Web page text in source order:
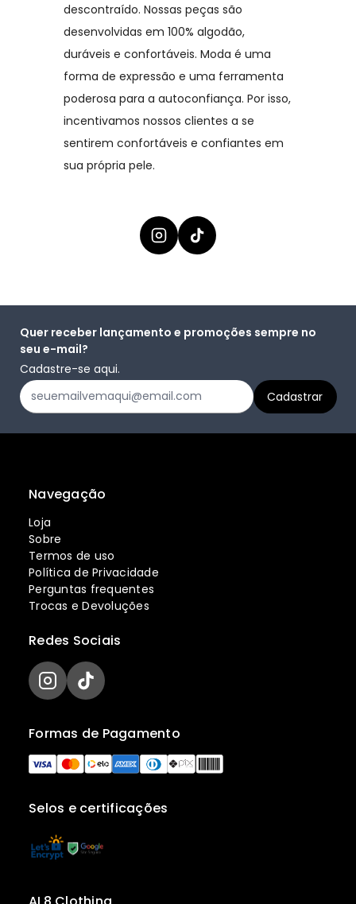
descontraído. Nossas peças são
desenvolvidas em 100% algodão,
duráveis e confortáveis. Moda é uma
forma de expressão e uma ferramenta
poderosa para a autoconfiança. Por isso,
incentivamos nossos clientes a se
sentirem confortáveis e confiantes em
sua própria pele.
Quer receber lançamento e promoções sempre no
seu e-mail?
Cadastre-se aqui.
Navegação
Loja
Sobre
Termos de uso
Política de Privacidade
Perguntas frequentes
Trocas e Devoluções
Selos e certificações
Formas de Pagamento
Redes Sociais